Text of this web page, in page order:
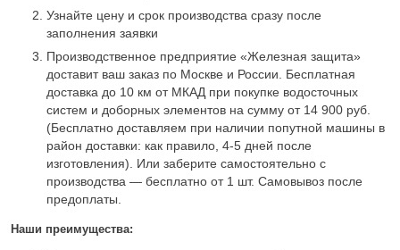
Узнайте цену и срок производства сразу после
заполнения заявки
Производственное предприятие «Железная защита»
доставит ваш заказ по Москве и России. Бесплатная
доставка до 10 км от МКАД при покупке водосточных
систем и доборных элементов на сумму от 14 900 руб.
(Бесплатно доставляем при наличии попутной машины в
район доставки: как правило, 4-5 дней после
изготовления). Или заберите самостоятельно с
производства — бесплатно от 1 шт. Самовывоз после
предоплаты.
Наши преимущества: